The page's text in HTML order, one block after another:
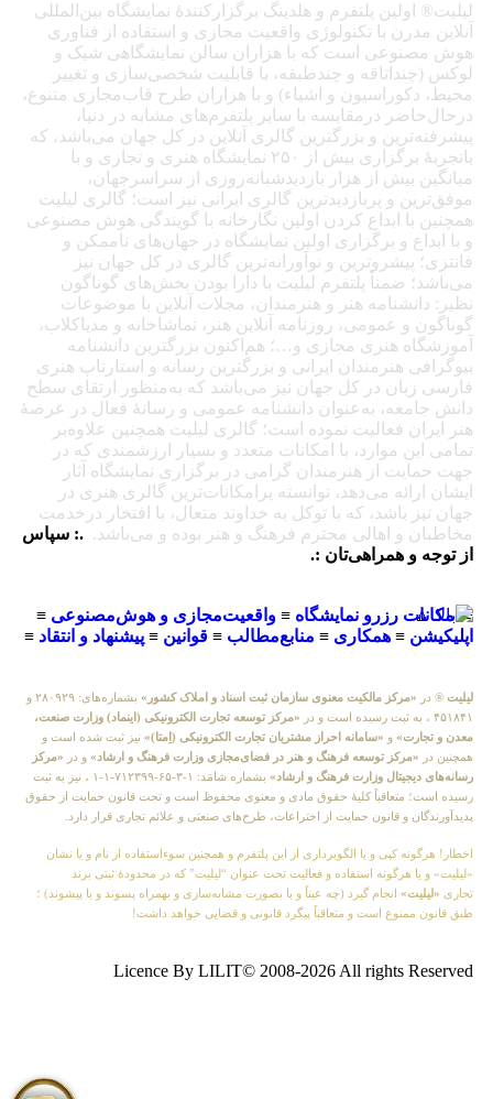
لیلیت® اولین پلتفرم و هلدینگ برگزارکنندهٔ نمایشگاه بین‌المللی
آنلاین مدرن با تکنولوژی واقعیت مجازی و استفاده از فناوری
هوش مصنوعی است که با هزاران سالن نمایشگاهی شیک و
لوکس (چنداتاقه و چندطبقه، با قابلیت شخصی‌سازی و تغییر
محیط، دکوراسیون و اشیاء) و با هزاران طرح قاب‌مجازی متنوع،
درحال‌حاضر درمقایسه با سایر پلتفرم‌های مشابه در دنیا،
پیشرفته‌ترین و بزرگترین گالری آنلاین در کل جهان می‌باشد، که
باتجربهٔ برگزاری بیش از ۲۵۰ نمایشگاه هنری و تجاری و با
میانگین بیش از هزار بازدیدشبانه‌روزی از سراسرجهان،
موفق‌ترین و پربازدیدترین گالری ایرانی نیز است؛ گالری لیلیت
همچنین با ابداع کردن اولین نگارخانه با گویندگی هوش مصنوعی
و با ابداع و برگزاری اولین نمایشگاه در جهان‌های ناممکن و
فانتزی؛ پیشروترین و نوآورانه‌ترین گالری در کل جهان نیز
می‌باشد؛ ضمناً پلتفرم لیلیت با دارا بودن بخش‌های گوناگون
نظیر: دانشنامه هنر و هنرمندان، مجلات آنلاین با موضوعات
گوناگون و عمومی، روزنامه آنلاین هنر، تماشاخانه و مدیاکلاب،
آموزشگاه هنری مجازی و…؛ هم‌اکنون بزرگترین دانشنامه
بیوگرافی هنرمندان ایرانی و بزرگترین رسانه و استارتاپ هنری
فارسی زبان در کل جهان نیز می‌باشد که به‌منظور ارتقای سطح
دانش جامعه، به‌عنوان دانشنامه عمومی و رسانهٔ فعال در عرصهٔ
هنر ایران فعالیت نموده است؛ گالری لیلیت همچنین علاوه‌بر
تمامی این موارد، با امکانات متعدد و بسیار ارزشمندی که در
جهت حمایت از هنرمندان گرامی در برگزاری نمایشگاه آثار
ایشان ارائه می‌دهد، توانسته پرامکانات‌ترین گالری هنری در
جهان نیز باشد، که با توکل به خداوند متعال، با افتخار درخدمت
مخاطبان و اهالی محترم فرهنگ و هنر بوده و می‌باشد. .: سپاس
از توجه و همراهی‌تان :.
≡امکانات رزرو نمایشگاه ≡ واقعیت‌مجازی و هوش‌مصنوعی ≡
اپلیکیشن ≡ همکاری ≡ منابع‌مطالب ≡ قوانین ≡ پیشنهاد و انتقاد ≡
لیلیت ® در «مرکز مالکیت معنوی سازمان ثبت اسناد و املاک کشور»
بشماره‌های: ۲۸۰۹۲۹ و
۴۵۱۸۴۱ ، به ثبت رسیده است و در
«مرکز توسعه تجارت الکترونیکی (اینماد) وزارت صنعت،
معدن و تجارت» و «سامانه احراز مشتریان تجارت الکترونیکی (اِمتا)» نیز ثبت شده است و
همچنین در «مرکز توسعه فرهنگ و هنر در فضای‌مجازی وزارت فرهنگ و ارشاد» و در «مرکز
رسانه‌های دیجیتال وزارت فرهنگ و ارشاد»
بشماره شامَد: ۱-۳-۶۵-۷۱۲۳۹۹-۱-۱ ، نیز به ثبت
رسیده است؛ متعاقباً کلیهٔ حقوق مادی و معنوی محفوظ است و تحت قانون حمایت از حقوق
پدیدآورندگان و قانون حمایت از اختراعات، طرح‌های صنعتی و علائم تجاری قرار دارد.
اخطار! هرگونه کپی و یا الگوبرداری از این پلتفرم و همچنین سوءاستفاده از نام و یا نشان
«لیلیت» و یا هرگونه استفاده و فعالیت تحت عنوان “لیلیت” که در محدودهٔ ثبتی برند
تجاری «لیلیت» انجام گیرد (چه عیناً و یا بصورت مشابه‌سازی و بهمراه پسوند و یا پیشوند) ؛
طبق قانون ممنوع است و متعاقباً پیگرد قانونی و قضایی خواهد داشت!
Licence By LILIT© 2008-2026 All rights Reserved